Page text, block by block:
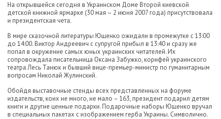
На открывшейся сегодня в Украинском Доме Второй киевской
детской книжной ярмарке (30 мая – 2 июня 2007 года) присутствовала
и президентская чета.
В мире сказочной литературы Ющенко ожидали в промежутке с 13:00
до 14:00. Виктор Андреевич с супругой прибыл в 13:40 и сразу же
попал в окружение самых юных украинских читателей. Их
сопровождала писательница Оксана Забужко, корифей украинского
театра Лесь Танюк и бывший вице-премьер-министр по гуманитарным
вопросам Николай Жулинский.
Обойдя выставочные стенды всех представленных на форуме
издательств, коих не много, не мало – 163, президент подарил детям
книги и другие ценные подарки. Подарочные наборы Ющенко вручал
в специальных пакетах с изображением герба Украины. Символично.